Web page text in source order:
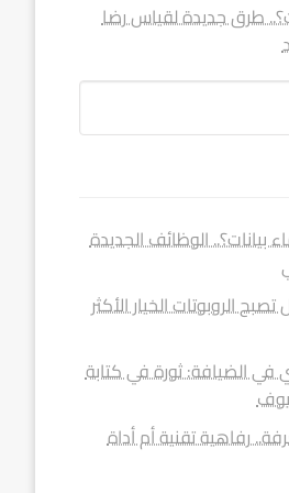
طرق جديدة لقياس رضا
بيانات؟.. الوظائف الجديدة
الروبوتات الخيار الأكثر
في الضيافة: ثورة في كتابة
رفاهية تقنية أم أداة